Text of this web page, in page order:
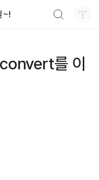
~!
를 이